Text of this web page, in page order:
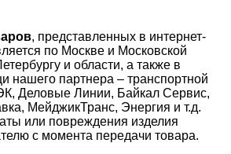
, представленных в интернет-
по Москве и Московской
и области, а также в
нашего партнера – транспортной
Деловые Линии, Байкал Сервис,
МейджикТранс, Энергия и т.д.
или повреждения изделия
с момента передачи товара.